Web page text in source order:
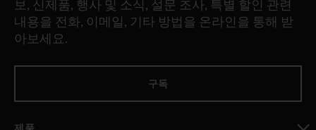
보, 신제품, 행사 및 소식, 설문 조사, 특별 할인 관련
내용을 전화, 이메일, 기타 방법을 온라인을 통해 받
아보세요.
구독
제품